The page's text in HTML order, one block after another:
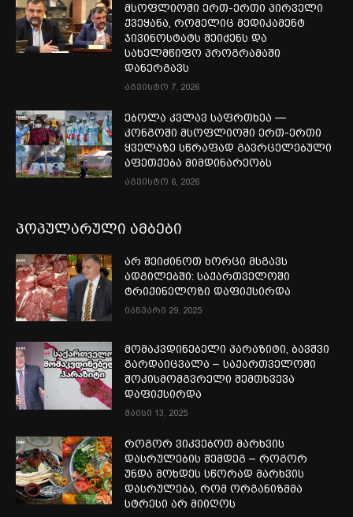
მსოფლიოში ერთ-ერთი პირველი
ქვეყანა, რომელიც მედიკამენტ
ჯივინოსტატს შეიძენს და
სახელმწიფო პროგრამაში
დანერგავს
აგვისტო 7, 2026
ებოლა კვლავ საფრთხეა —
კონგოში მსოფლიოში ერთ-ერთი
ყველაზე სწრაფად გავრცელებული
აფეთქება მიმდინარეობს
აგვისტო 6, 2026
პოპულარული ამბები
არ შეიძინოთ ხორცი მსგავს
ადგილებში: საქართველოში
ტრიქინელოზი დაფიქსირდა
იანვარი 29, 2025
მომაკვდინებელი პარაზიტი, ბავშვი
გარდაიცვალა – საქართველოში
შოკისმომგვრელი შემთხვევა
დაფიქსირდა
მაისი 13, 2025
როგორ ვიკვებოთ მარხვის
დასრულების შემდეგ – როგორ
უნდა მოხდეს სწორად მარხვის
დასრულება, რომ ორგანიზმმა
სტრესი არ მიიღოს